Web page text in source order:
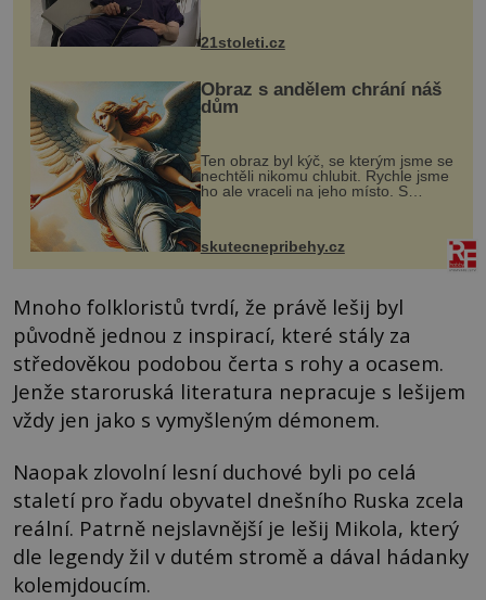
k dostatečně přesnému zacílení ...
21stoleti.cz
Obraz s andělem chrání náš
dům
Ten obraz byl kýč, se kterým jsme se
nechtěli nikomu chlubit. Rychle jsme
ho ale vraceli na jeho místo. S
manželem Vaškem jsme si pořídili
chaloupku, takový domek na severu
Čech, kde jsme si naplánova...
skutecnepribehy.cz
Mnoho folkloristů tvrdí, že právě lešij byl
původně jednou z inspirací, které stály za
středověkou podobou čerta s rohy a ocasem.
Jenže staroruská literatura nepracuje s lešijem
vždy jen jako s vymyšleným démonem.
Naopak zlovolní lesní duchové byli po celá
staletí pro řadu obyvatel dnešního Ruska zcela
reální. Patrně nejslavnější je lešij Mikola, který
dle legendy žil v dutém stromě a dával hádanky
kolemjdoucím.